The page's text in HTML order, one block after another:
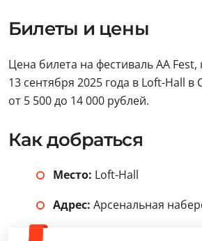
Билеты и цены
Цена билета на фестиваль АА
13 сентября 2025 года в Loft-Hall в
от 5 500 до 14 000 рублей.
Как добраться
Место: Loft-Hall
Адрес: Арсенальная